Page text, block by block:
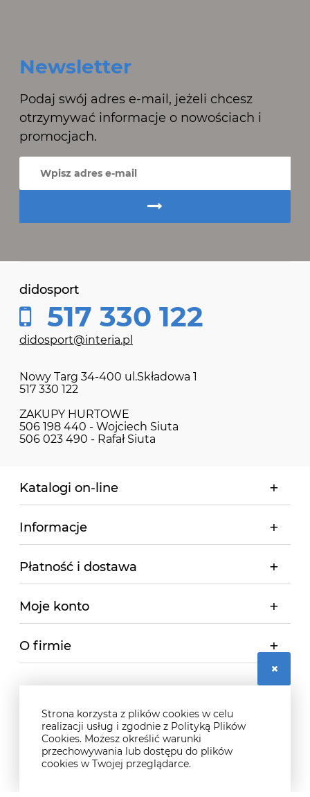
Strona korzysta z plików cookies w celu
realizacji usług i zgodnie z Polityką Plików
Cookies. Możesz określić warunki
przechowywania lub dostępu do plików
cookies w Twojej przeglądarce.
Newsletter
Podaj swój adres e-mail, jeżeli chcesz
otrzymywać informacje o nowościach i
promocjach.
didosport
517 330 122
didosport@interia.pl
Nowy Targ 34-400 ul.Składowa 1
517 330 122
ZAKUPY HURTOWE
506 198 440 - Wojciech Siuta
506 023 490 - Rafał Siuta
Katalogi on-line
Informacje
Płatność i dostawa
Moje konto
O firmie